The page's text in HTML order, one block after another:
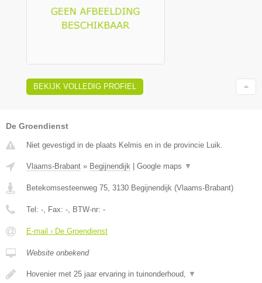
BEKIJK VOLLEDIG PROFIEL
De Groendienst
Niet gevestigd in de plaats Kelmis en in de provincie Luik.
Vlaams-Brabant » Begijnendijk Google maps ▼
Betekomsesteenweg 75, 3130 Begijnendijk (Vlaams-Brabant)
Tel: -, Fax: -, BTW-nr: -
E-mail › De Groendienst
Website onbekend
Hovenier met 25 jaar ervaring in tuinonderhoud, ▼